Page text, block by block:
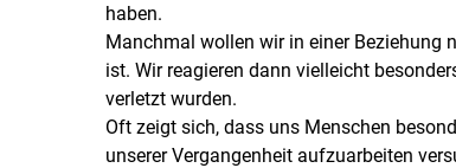
haben.
Manchmal wollen wir in einer Beziehung
ist. Wir reagieren dann vielleicht
verletzt wurden.
Oft zeigt sich, dass uns Menschen
unserer Vergangenheit aufzuarbeiten